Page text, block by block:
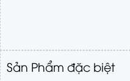
Sản Phẩm đặc biệt